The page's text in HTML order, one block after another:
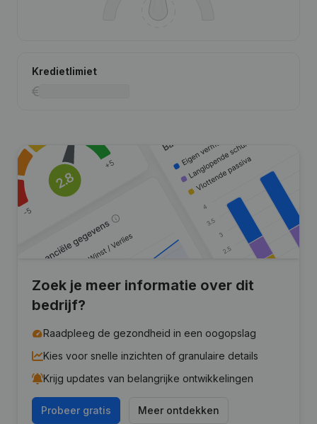
Kredietlimiet
Zoek je meer informatie over dit
bedrijf?
Raadpleeg de gezondheid in een oogopslag
Kies voor snelle inzichten of granulaire details
Krijg updates van belangrijke ontwikkelingen
Probeer gratis Meer ontdekken